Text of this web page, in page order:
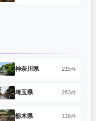
神奈川県 215件
埼玉県 263件
栃木県 116件